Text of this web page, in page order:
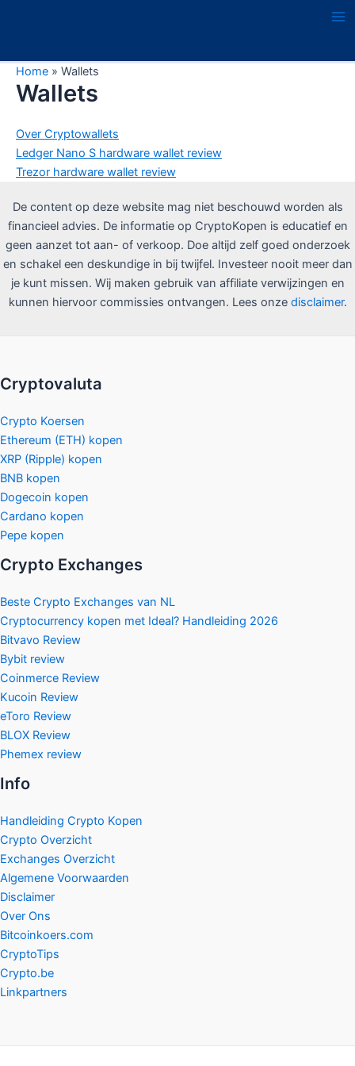
inhoud
Home » Wallets
Wallets
Over Cryptowallets
Ledger Nano S hardware wallet review
Trezor hardware wallet review
De content op deze website mag niet beschouwd worden als
financieel advies. De informatie op CryptoKopen is educatief en
geen aanzet tot aan- of verkoop. Doe altijd zelf goed onderzoek
en schakel een deskundige in bij twijfel. Investeer nooit meer dan
je kunt missen. Wij maken gebruik van affiliate verwijzingen en
kunnen hiervoor commissies ontvangen. Lees onze disclaimer.
Cryptovaluta
Crypto Koersen
Ethereum (ETH) kopen
XRP (Ripple) kopen
BNB kopen
Dogecoin kopen
Cardano kopen
Pepe kopen
Crypto Exchanges
Beste Crypto Exchanges van NL
Cryptocurrency kopen met Ideal? Handleiding 2026
Bitvavo Review
Bybit review
Coinmerce Review
Kucoin Review
eToro Review
BLOX Review
Phemex review
Info
Handleiding Crypto Kopen
Crypto Overzicht
Exchanges Overzicht
Algemene Voorwaarden
Disclaimer
Over Ons
Bitcoinkoers.com
CryptoTips
Crypto.be
Linkpartners